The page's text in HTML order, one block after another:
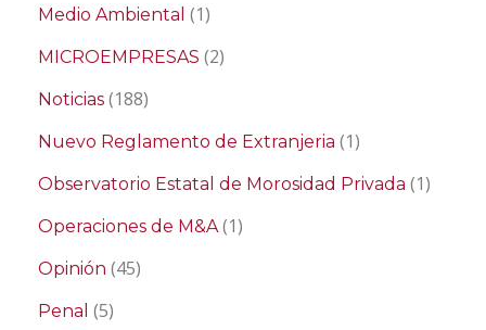
Medio Ambiental (1)
MICROEMPRESAS (2)
Noticias (188)
Nuevo Reglamento de Extranjeria (1)
Observatorio Estatal de Morosidad Privada (1)
Operaciones de M&A(1)
Opinión (45)
Penal (5)